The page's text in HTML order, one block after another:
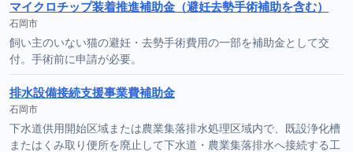
マイクロチップ装着推進補助金（避妊去勢手術補助を含む）
石岡市
飼い主のいない猫の避妊・去勢手術費用の一部を補助金として交
付。手術前に申請が必要。
排水設備接続支援事業費補助金
石岡市
下水道供用開始区域または農業集落排水処理区域内で、既設浄化槽
またはくみ取り便所を廃止して下水道・農業集落排水へ接続する工